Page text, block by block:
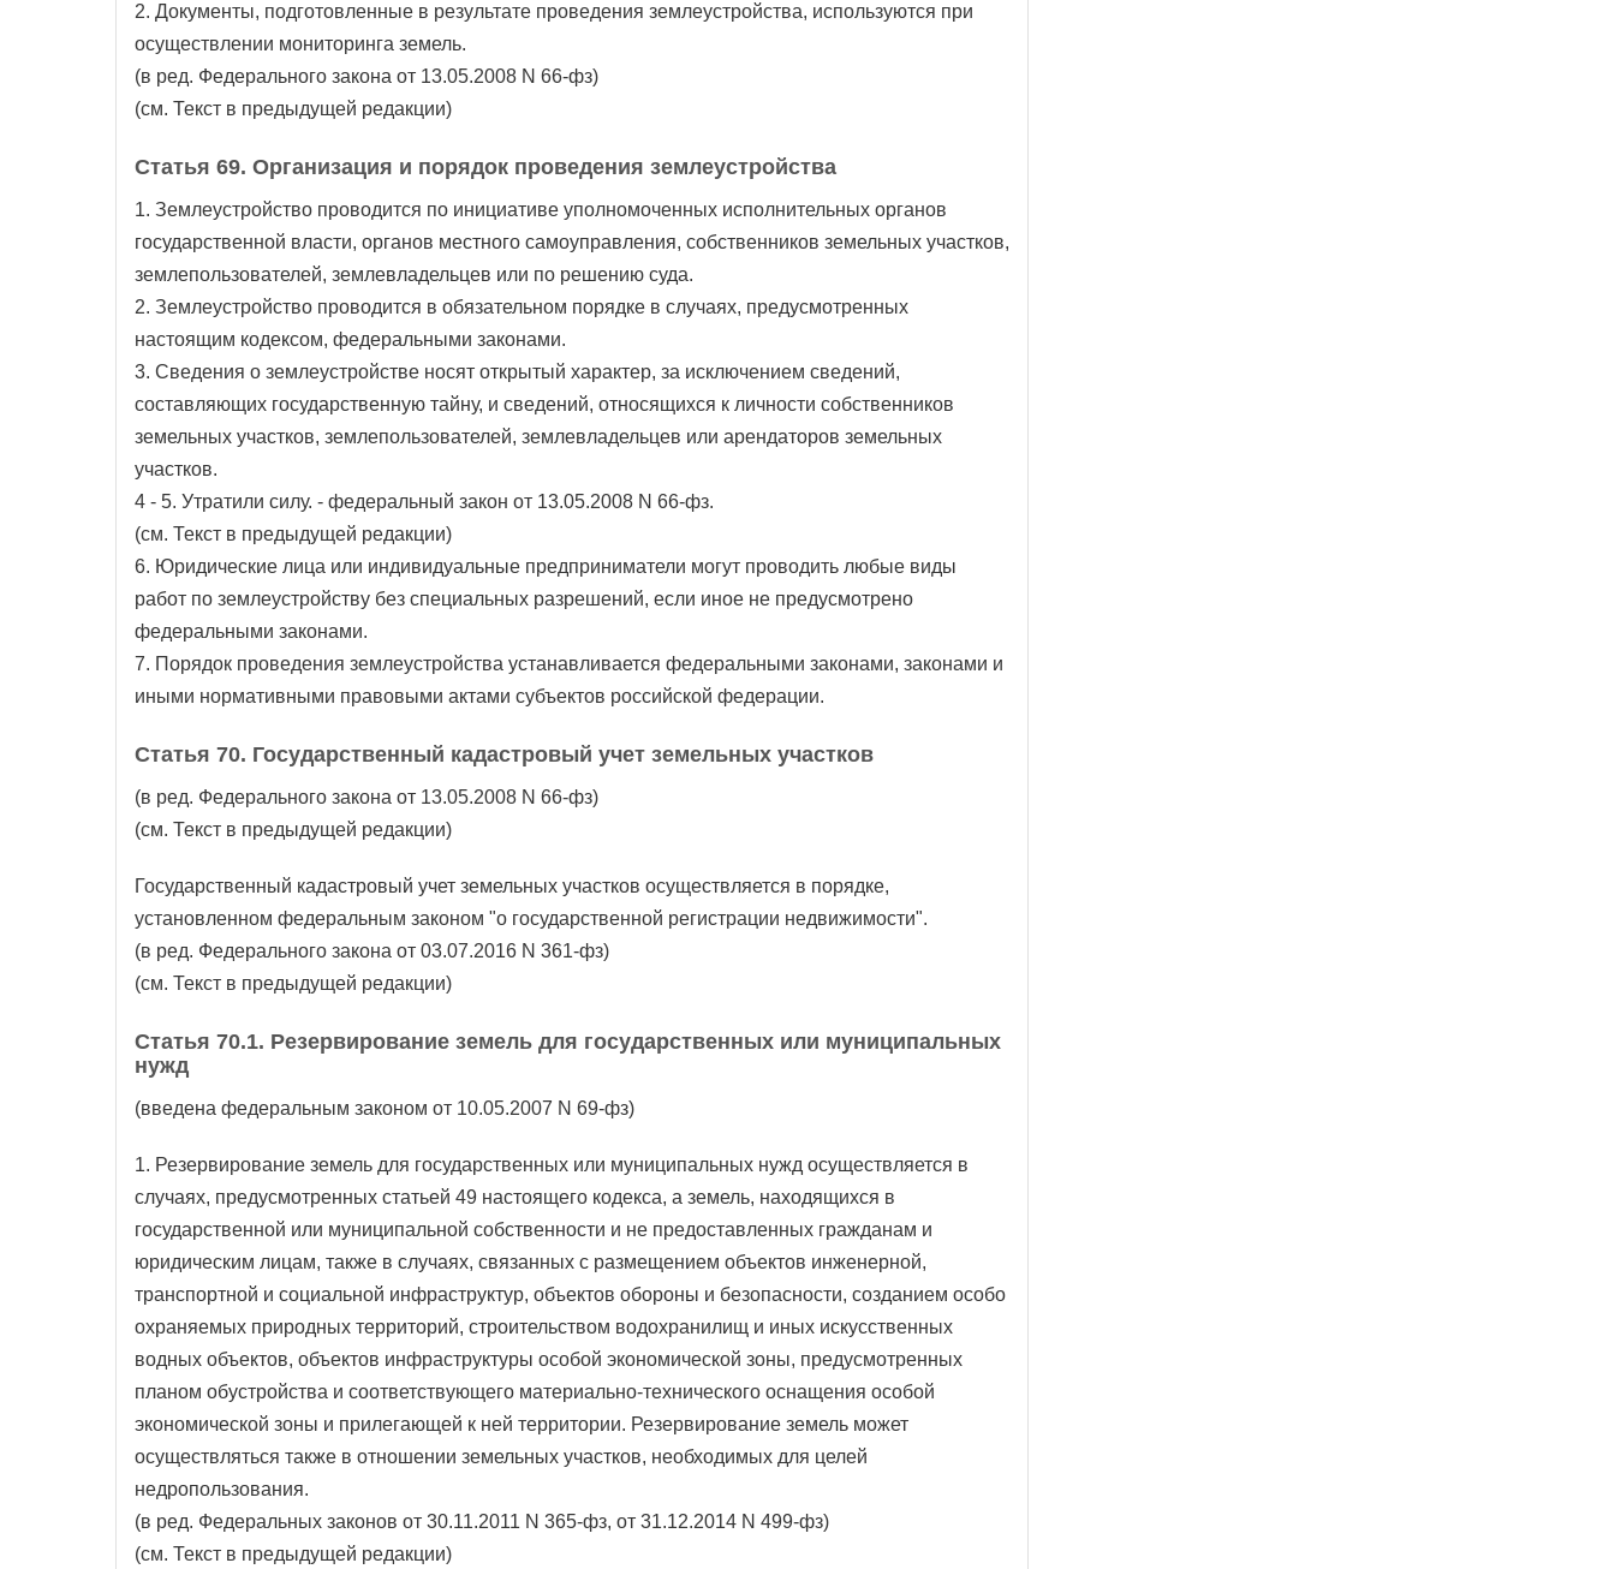
2. Документы, подготовленные в результате проведения землеустройства, используются при
осуществлении мониторинга земель.
(в ред. Федерального закона от 13.05.2008 N 66-фз)
(см. Текст в предыдущей редакции)
Статья 69. Организация и порядок проведения землеустройства
1. Землеустройство проводится по инициативе уполномоченных исполнительных органов
государственной власти, органов местного самоуправления, собственников земельных участков,
землепользователей, землевладельцев или по решению суда.
2. Землеустройство проводится в обязательном порядке в случаях, предусмотренных
настоящим кодексом, федеральными законами.
3. Сведения о землеустройстве носят открытый характер, за исключением сведений,
составляющих государственную тайну, и сведений, относящихся к личности собственников
земельных участков, землепользователей, землевладельцев или арендаторов земельных
участков.
4 - 5. Утратили силу. - федеральный закон от 13.05.2008 N 66-фз.
(см. Текст в предыдущей редакции)
6. Юридические лица или индивидуальные предприниматели могут проводить любые виды
работ по землеустройству без специальных разрешений, если иное не предусмотрено
федеральными законами.
7. Порядок проведения землеустройства устанавливается федеральными законами, законами и
иными нормативными правовыми актами субъектов российской федерации.
Статья 70. Государственный кадастровый учет земельных участков
(в ред. Федерального закона от 13.05.2008 N 66-фз)
(см. Текст в предыдущей редакции)
Государственный кадастровый учет земельных участков осуществляется в порядке,
установленном федеральным законом "о государственной регистрации недвижимости".
(в ред. Федерального закона от 03.07.2016 N 361-фз)
(см. Текст в предыдущей редакции)
Статья 70.1. Резервирование земель для государственных или муниципальных
нужд
(введена федеральным законом от 10.05.2007 N 69-фз)
1. Резервирование земель для государственных или муниципальных нужд осуществляется в
случаях, предусмотренных статьей 49 настоящего кодекса, а земель, находящихся в
государственной или муниципальной собственности и не предоставленных гражданам и
юридическим лицам, также в случаях, связанных с размещением объектов инженерной,
транспортной и социальной инфраструктур, объектов обороны и безопасности, созданием особо
охраняемых природных территорий, строительством водохранилищ и иных искусственных
водных объектов, объектов инфраструктуры особой экономической зоны, предусмотренных
планом обустройства и соответствующего материально-технического оснащения особой
экономической зоны и прилегающей к ней территории. Резервирование земель может
осуществляться также в отношении земельных участков, необходимых для целей
недропользования.
(в ред. Федеральных законов от 30.11.2011 N 365-фз, от 31.12.2014 N 499-фз)
(см. Текст в предыдущей редакции)